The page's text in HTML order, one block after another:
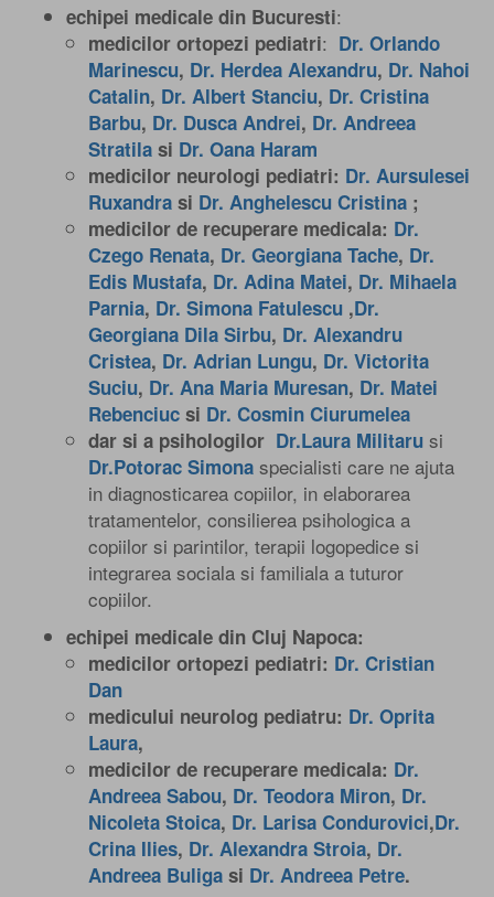
echipei medicale din Bucuresti:
medicilor ortopezi pediatri: Dr. Orlando
Marinescu, Dr. Herdea Alexandru, Dr. Nahoi
Catalin, Dr. Albert Stanciu, Dr. Cristina
Barbu, Dr. Dusca Andrei, Dr. Andreea
Stratila si Dr. Oana Haram
medicilor neurologi pediatri: Dr. Aursulesei
Ruxandra si Dr. Anghelescu Cristina ;
medicilor de recuperare medicala: Dr.
Czego Renata, Dr. Georgiana Tache, Dr.
Edis Mustafa, Dr. Adina Matei, Dr. Mihaela
Parnia, Dr. Simona Fatulescu ,Dr.
Georgiana Dila Sirbu, Dr. Alexandru
Cristea, Dr. Adrian Lungu, Dr. Victorita
Suciu, Dr. Ana Maria Muresan, Dr. Matei
Rebenciuc si Dr. Cosmin Ciurumelea
dar si a psihologilor Dr.Laura Militaru si
Dr.Potorac Simona specialisti care ne ajuta
in diagnosticarea copiilor, in elaborarea
tratamentelor, consilierea psihologica a
copiilor si parintilor, terapii logopedice si
integrarea sociala si familiala a tuturor
copiilor.
echipei medicale din Cluj Napoca:
medicilor ortopezi pediatri: Dr. Cristian
Dan
medicului neurolog pediatru: Dr. Oprita
Laura,
medicilor de recuperare medicala: Dr.
Andreea Sabou, Dr. Teodora Miron, Dr.
Nicoleta Stoica, Dr. Larisa Condurovici,Dr.
Crina Ilies, Dr. Alexandra Stroia, Dr.
Andreea Buliga si Dr. Andreea Petre.